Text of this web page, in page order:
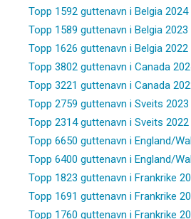
Topp 1592 guttenavn i Belgia 2024
Topp 1589 guttenavn i Belgia 2023
Topp 1626 guttenavn i Belgia 2022
Topp 3802 guttenavn i Canada
Topp 3221 guttenavn i Canada
Topp 2759 guttenavn i Sveits 2023
Topp 2314 guttenavn i Sveits 2022
Topp 6650 guttenavn i England/
Topp 6400 guttenavn i England/
Topp 1823 guttenavn i Frankrike
Topp 1691 guttenavn i Frankrike
Topp 1760 guttenavn i Frankrike